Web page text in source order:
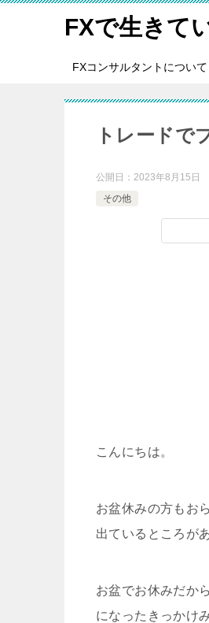
FXで生きて
FXコンサルタントについて
トレードで
公開日： 2023年8月15日
その他
こんにちは。
お盆休みの方もお
出ているところが
お盆でお休みだか
になったきっかけ